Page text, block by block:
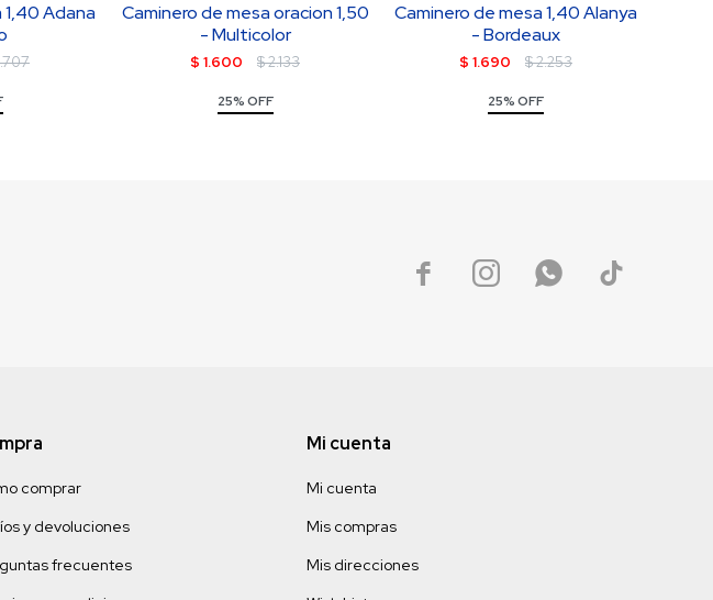
Adana
Caminero de mesa oracion 1,50
- Multicolor
$ 1.600 $2.133
25% OFF
Caminero de mesa 1,40 Alanya
- Bordeaux
$ 1.690 $2.253
25% OFF
   
comprar
y devoluciones
frecuentes
Mi cuenta
Mi cuenta
Mis compras
Mis direcciones